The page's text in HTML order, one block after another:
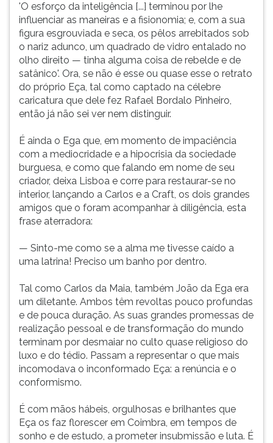
'O esforço da inteligência [...] terminou por lhe
influenciar as maneiras e a fisionomia; e, com a sua
figura esgrouviada e seca, os pêlos arrebitados sob
o nariz adunco, um quadrado de vidro entalado no
olho direito — tinha alguma coisa de rebelde e de
satânico'. Ora, se não é esse ou quase esse o retrato
do próprio Eça, tal como captado na célebre
caricatura que dele fez Rafael Bordalo Pinheiro,
então já não sei ver nem distinguir.
É ainda o Ega que, em momento de impaciência
com a mediocridade e a hipocrisia da sociedade
burguesa, e como que falando em nome de seu
criador, deixa Lisboa e corre para restaurar-se no
interior, lançando a Carlos e a Craft, os dois grandes
amigos que o foram acompanhar à diligência, esta
frase aterradora:
— Sinto-me como se a alma me tivesse caído a
uma latrina! Preciso um banho por dentro.
Tal como Carlos da Maia, também João da Ega era
um diletante. Ambos têm revoltas pouco profundas
e de pouca duração. As suas grandes promessas de
realização pessoal e de transformação do mundo
terminam por desmaiar no culto quase religioso do
luxo e do tédio. Passam a representar o que mais
incomodava o inconformado Eça: a renúncia e o
conformismo.
É com mãos hábeis, orgulhosas e brilhantes que
Eça os faz florescer em Coimbra, em tempos de
sonho e de estudo, a prometer insubmissão e luta. É